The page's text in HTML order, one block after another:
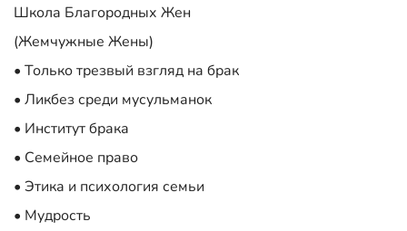
Школа Благородных Жен
(Жемчужные Жены)
• Только трезвый взгляд на брак
• Ликбез среди мусульманок
• Институт брака
• Семейное право
• Этика и психология семьи
• Мудрость